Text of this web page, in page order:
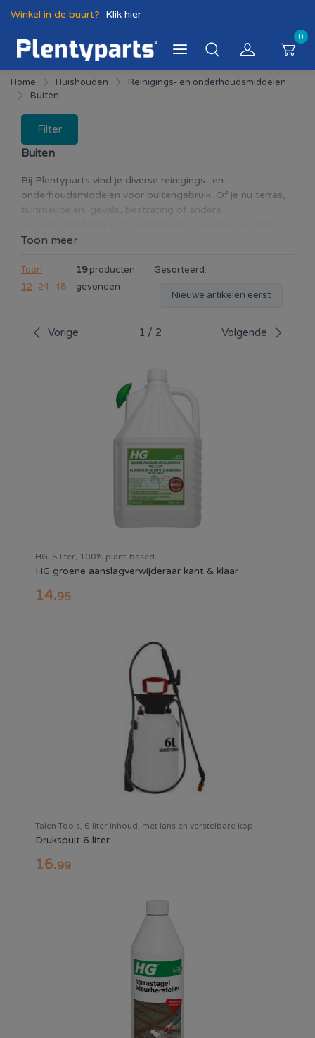
Winkel in de buurt? Klik hier
0
Home Huishouden
Reinigings- en onderhoudsmiddelen
Buiten
Filter
Buiten
Bij Plentyparts vind je diverse reinigings- en
onderhoudsmiddelen voor buitengebruik. Of je nu terras,
tuinmeubelen, gevels, bestrating of andere
vind je de juiste producten voor een schoon en verzorgd
producten van HG, speciaal ontwikkeld voor het
verwijderen van groene aanslag, algen, mos, vuil en andere
hardnekkige vervuiling op terrassen, tuinpaden,
onderhoudsproducten beschikbaar die helpen om
buitenoppervlakken langer mooi en beschermd te houden.
jouw tuin, terras en buitenomgeving het hele jaar door
schoon, veilig en verzorgd.
Toon meer
Toon
12
24 48
19producten
gevonden
Gesorteerd:
Nieuwe artikelen eerst
Vorige 1 / 2 Volgende
HG, 5 liter, 100% plant-based
HG groene aanslagverwijderaar kant & klaar
14.95
Talen Tools, 6 liter inhoud, met lans en verstelbare kop
Drukspuit 6 liter
16.99